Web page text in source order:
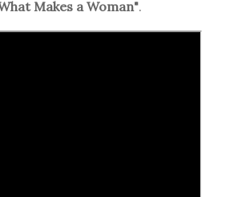
Makes a Woman".